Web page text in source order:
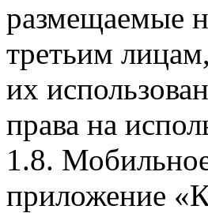
размещаемые
третьим
их
права на
1.8.
приложение